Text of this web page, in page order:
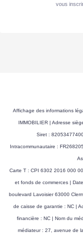
vous
Affichage des informations
IMMOBILIER | Adresse
Siret :
Intracommunautaire :
Carte T : CPI 6302 2016 000
et fonds de commerces |
boulevard Lavoisier 63000
de caisse de garantie : NC |
financière : NC | Nom du
médiateur : 27, avenue de